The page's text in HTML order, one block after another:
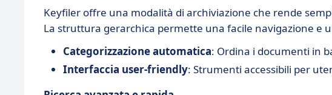
Keyfiler offre una modalità di archiviazione che rende
La struttura gerarchica permette una facile navigazione e
Categorizzazione automatica: Ordina i documenti in
Interfaccia user-friendly: Strumenti accessibili per